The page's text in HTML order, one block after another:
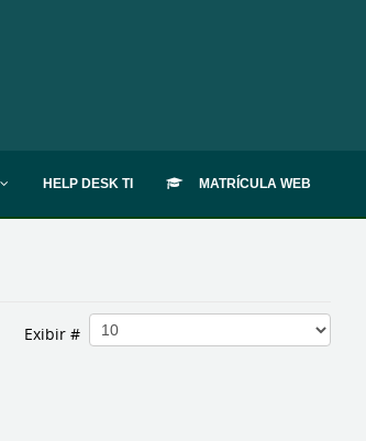
HELP DESK TI MATRÍCULA WEB
Exibir #